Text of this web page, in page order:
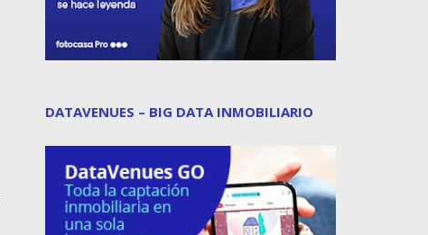
DATAVENUES – BIG DATA INMOBILIARIO